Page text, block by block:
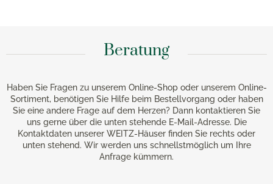
Beratung
Haben Sie Fragen zu unserem Online-Shop oder unserem Online-
Sortiment, benötigen Sie Hilfe beim Bestellvorgang oder haben
Sie eine andere Frage auf dem Herzen? Dann kontaktieren Sie
uns gerne über die unten stehende E-Mail-Adresse. Die
Kontaktdaten unserer WEITZ-Häuser finden Sie rechts oder
unten stehend. Wir werden uns schnellstmöglich um Ihre
Anfrage kümmern.